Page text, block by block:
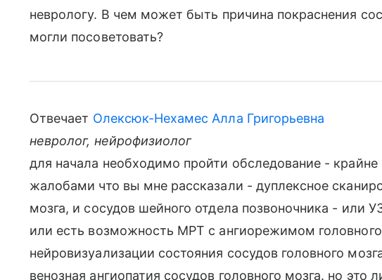
неврологу. В чем может быть причина покраснения
могли посоветовать?
Отвечает Олексюк-Нехамес Алла Григорьевна
невролог, нейрофизиолог
для начала необходимо пройти обследование -
жалобами что вы мне рассказали - дуплексное
мозга, и сосудов шейного отдела позвоночника - или
или есть возможность МРТ с ангиорежимом
нейровизуализации состояния сосудов головного
венозная ангиопатия сосудов головного мозга. но это